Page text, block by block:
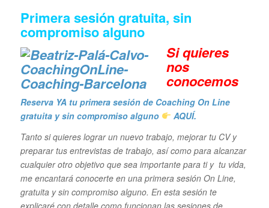
Primera sesión gratuita, sin
compromiso alguno
Si quieres
nos
conocemos
Reserva YA tu primera sesión de Coaching On Line
gratuita y sin compromiso alguno
AQUÍ.
Tanto si quieres lograr un nuevo trabajo, mejorar tu CV y
preparar tus entrevistas de trabajo, así como para alcanzar
cualquier otro objetivo que sea importante para ti y tu vida,
me encantará conocerte en una primera sesión On Line,
gratuita y sin compromiso alguno. En esta sesión te
explicaré con detalle como funcionan las sesiones de